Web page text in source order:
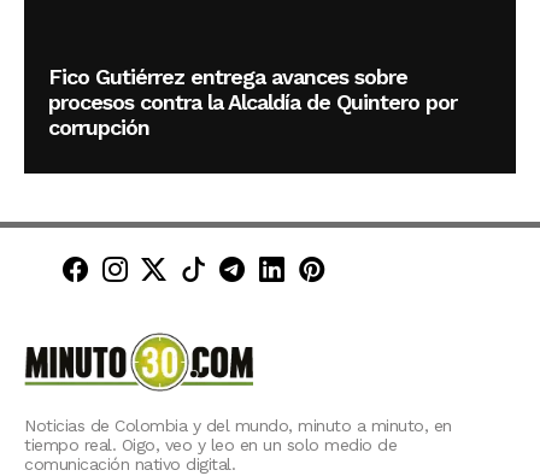
Fico Gutiérrez entrega avances sobre
procesos contra la Alcaldía de Quintero por
corrupción
Minuto30 en Facebook
Minuto30 en Instagram
Minuto30 en X (Twitter)
Minuto30 en TikTok
Canal de Minuto30 en
Minuto30 en LinkedIn
Minuto30 en
Noticias de Colombia y del mundo, minuto a minuto, en
tiempo real. Oigo, veo y leo en un solo medio de
comunicación nativo digital.